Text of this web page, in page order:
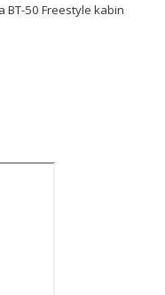
BT-50 Freestyle kabin